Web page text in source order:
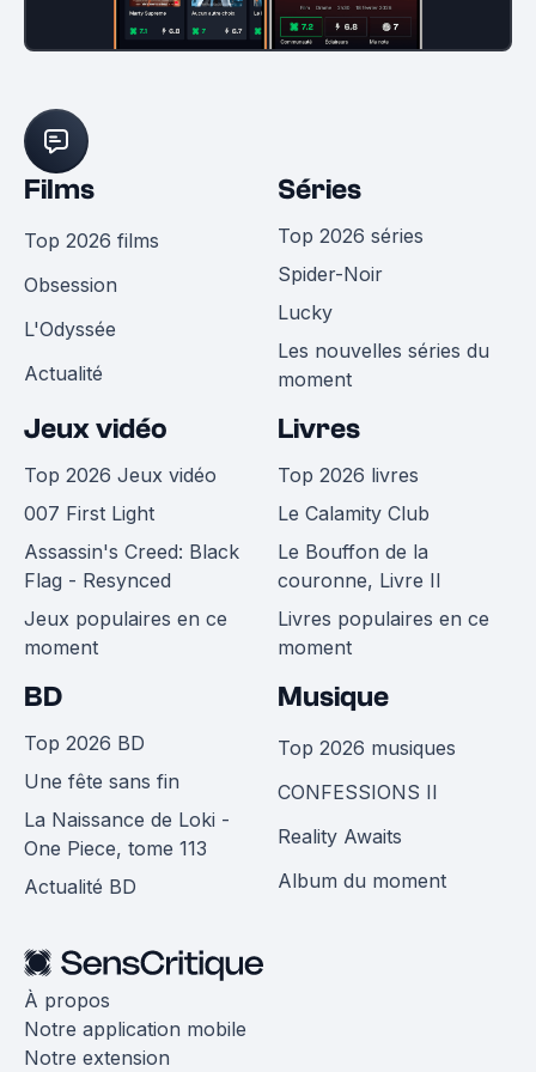
Films
Top 2026 films
Obsession
L'Odyssée
Actualité
Séries
Top 2026 séries
Spider-Noir
Lucky
Les nouvelles séries du
moment
Jeux vidéo
Top 2026 Jeux vidéo
007 First Light
Assassin's Creed: Black
Flag - Resynced
Jeux populaires en ce
moment
Livres
Top 2026 livres
Le Calamity Club
Le Bouffon de la
couronne, Livre II
Livres populaires en ce
moment
BD
Top 2026 BD
Une fête sans fin
La Naissance de Loki -
One Piece, tome 113
Actualité BD
Musique
Top 2026 musiques
CONFESSIONS II
Reality Awaits
Album du moment
À propos
Notre application mobile
Notre extension